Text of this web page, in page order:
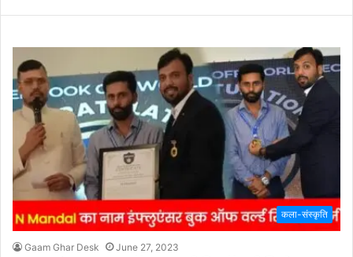
कला-संस्कृति
Gaam Ghar Desk June 27, 2023